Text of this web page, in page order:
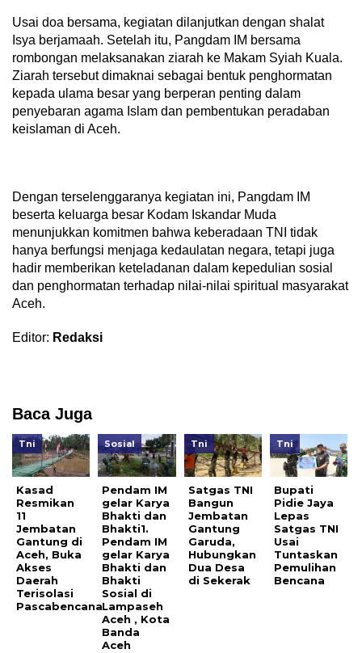
Usai doa bersama, kegiatan dilanjutkan dengan shalat
Isya berjamaah. Setelah itu, Pangdam IM bersama
rombongan melaksanakan ziarah ke Makam Syiah Kuala.
Ziarah tersebut dimaknai sebagai bentuk penghormatan
kepada ulama besar yang berperan penting dalam
penyebaran agama Islam dan pembentukan peradaban
keislaman di Aceh.
Dengan terselenggaranya kegiatan ini, Pangdam IM
beserta keluarga besar Kodam Iskandar Muda
menunjukkan komitmen bahwa keberadaan TNI tidak
hanya berfungsi menjaga kedaulatan negara, tetapi juga
hadir memberikan keteladanan dalam kepedulian sosial
dan penghormatan terhadap nilai-nilai spiritual masyarakat
Aceh.
Editor: Redaksi
Baca Juga
Tni
Kasad
Resmikan
11
Jembatan
Gantung di
Aceh, Buka
Akses
Daerah
Terisolasi
Pascabencana
Sosial
Pendam IM
gelar Karya
Bhakti dan
Bhakti1.
Pendam IM
gelar Karya
Bhakti dan
Bhakti
Sosial di
Lampaseh
Aceh , Kota
Banda
Aceh
Tni
Satgas TNI
Bangun
Jembatan
Gantung
Garuda,
Hubungkan
Dua Desa
di Sekerak
Tni
Bupati
Pidie Jaya
Lepas
Satgas TNI
Usai
Tuntaskan
Pemulihan
Bencana